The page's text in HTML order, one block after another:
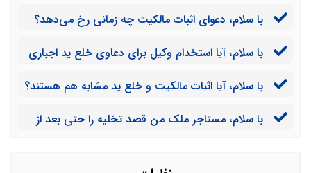
با سلام، دعوای اثبات مالکیت چه زمانی رخ می‌دهد؟
با سلام، آیا استخدام وکیل برای دعاوی خلع ید اجباری
با سلام،‌ آیا اثبات مالکیت و خلع ید مشابه هم هستند؟
با سلام، مستاجر ملک من قصد تخلیه را حتی بعد از